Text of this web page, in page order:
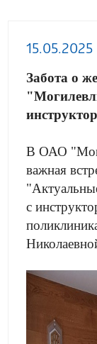
15.05.2025
Забота о
В ОАО
важная
с